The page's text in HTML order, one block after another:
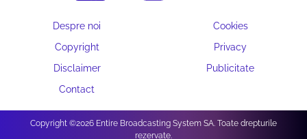
Despre noi
Cookies
Copyright
Privacy
Disclaimer
Publicitate
Contact
Copyright ©2026 Entire Broadcasting System SA. Toate drepturile
rezervate.